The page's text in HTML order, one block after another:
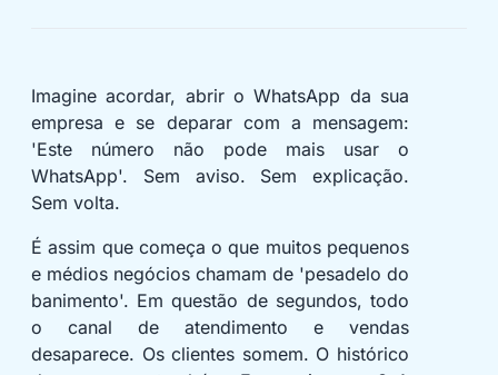
Imagine acordar, abrir o WhatsApp da sua
empresa e se deparar com a mensagem:
'Este número não pode mais usar o
WhatsApp'. Sem aviso. Sem explicação.
Sem volta.
É assim que começa o que muitos pequenos
e médios negócios chamam de 'pesadelo do
banimento'. Em questão de segundos, todo
o canal de atendimento e vendas
desaparece. Os clientes somem. O histórico